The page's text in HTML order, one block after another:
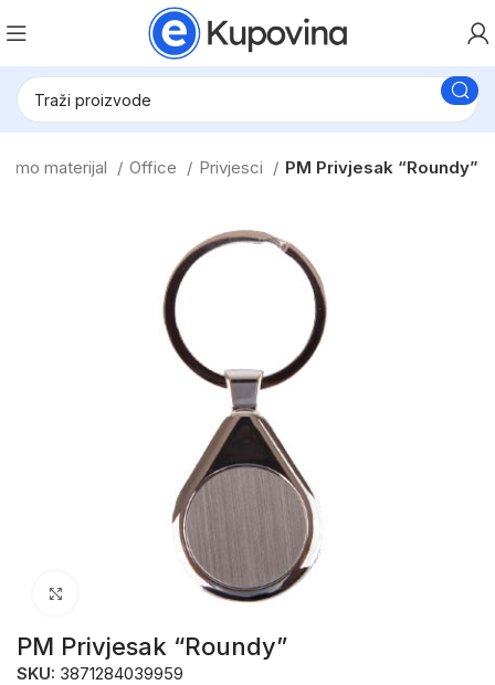
materijal Office Privjesci PM Privjesak “Roundy”
PM Privjesak “Roundy”
SKU: 3871284039959